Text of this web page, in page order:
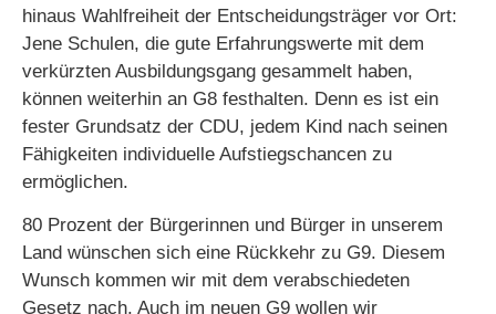
hinaus Wahlfreiheit der Entscheidungsträger vor Ort:
Jene Schulen, die gute Erfahrungswerte mit dem
verkürzten Ausbildungsgang gesammelt haben,
können weiterhin an G8 festhalten. Denn es ist ein
fester Grundsatz der CDU, jedem Kind nach seinen
Fähigkeiten individuelle Aufstiegschancen zu
ermöglichen.
80 Prozent der Bürgerinnen und Bürger in unserem
Land wünschen sich eine Rückkehr zu G9. Diesem
Wunsch kommen wir mit dem verabschiedeten
Gesetz nach. Auch im neuen G9 wollen wir